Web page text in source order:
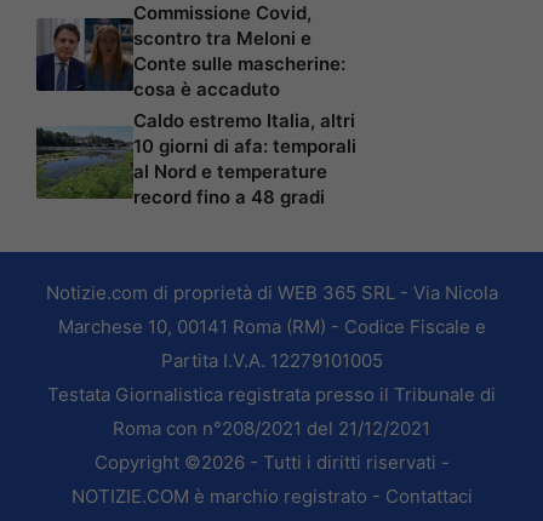
Commissione Covid,
scontro tra Meloni e
Conte sulle mascherine:
cosa è accaduto
Caldo estremo Italia, altri
10 giorni di afa: temporali
al Nord e temperature
record fino a 48 gradi
Notizie.com di proprietà di WEB 365 SRL - Via Nicola
Marchese 10, 00141 Roma (RM) - Codice Fiscale e
Partita I.V.A. 12279101005
Testata Giornalistica registrata presso il Tribunale di
Roma con n°208/2021 del 21/12/2021
Copyright ©2026 - Tutti i diritti riservati -
NOTIZIE.COM è marchio registrato - Contattaci